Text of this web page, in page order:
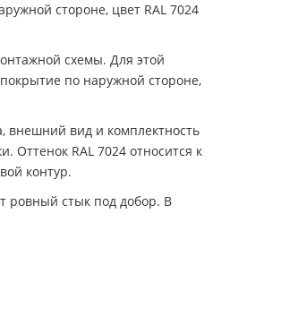
стороне, цвет RAL 7024
схемы. Для этой
по наружной стороне,
внешний вид и комплектность
Оттенок RAL 7024 относится к
контур.
ровный стык под добор. В